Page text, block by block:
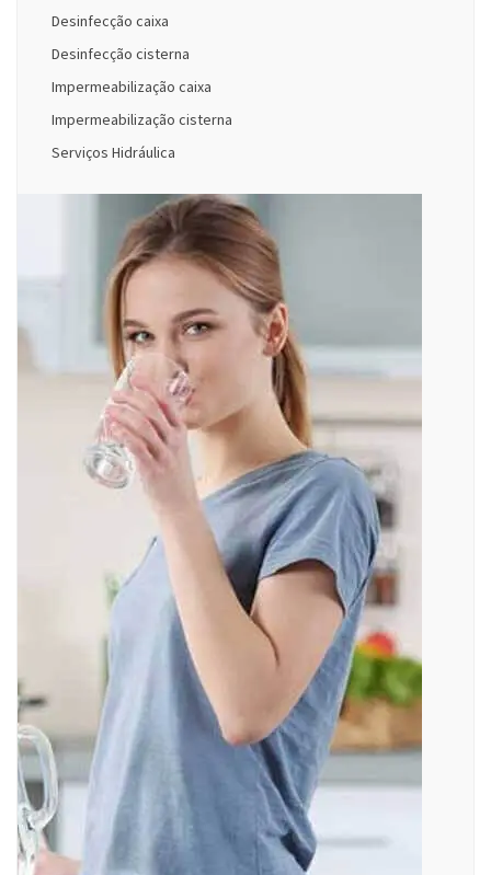
Desinfecção caixa
Desinfecção cisterna
Impermeabilização caixa
Impermeabilização cisterna
Serviços Hidráulica